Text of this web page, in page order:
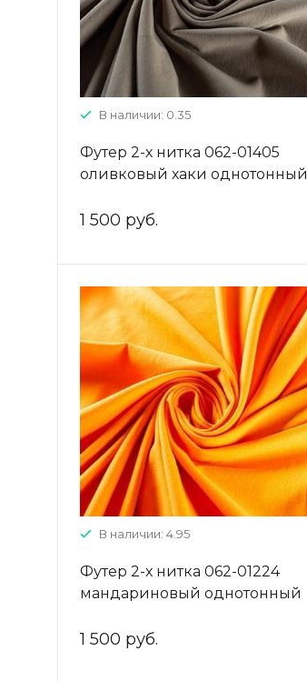
В наличии: 0.35
Футер 2-х нитка 062-01405
оливковый хаки однотонный
1 500 руб.
В наличии: 4.95
Футер 2-х нитка 062-01224
мандариновый однотонный
1 500 руб.